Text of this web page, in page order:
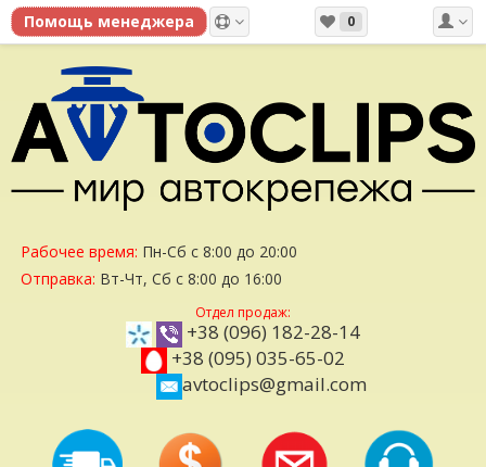
0
Рабочее время: Пн-Сб с 8:00 до 20:00
Отправка: Вт-Чт, Сб с 8:00 до 16:00
Отдел продаж:
+38 (096) 182-28-14
+38 (095) 035-65-02
avtoclips@gmail.com